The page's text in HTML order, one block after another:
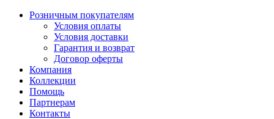
Розничным покупателям
Условия оплаты
Условия доставки
Гарантия и возврат
Договор оферты
Компания
Коллекции
Помощь
Партнерам
Контакты